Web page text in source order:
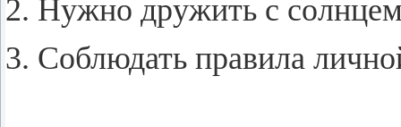
2. Нужно дру­жить с
3. Со­блю­дать пра­ви­ла